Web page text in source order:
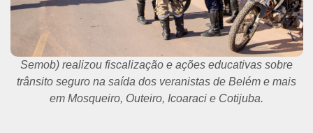
Semob) realizou fiscalização e ações educativas sobre
trânsito seguro na saída dos veranistas de Belém e mais
em Mosqueiro, Outeiro, Icoaraci e Cotijuba.